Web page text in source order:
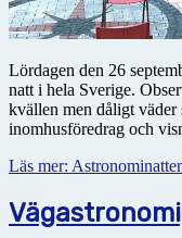
Lördagen den 26
natt i hela Sverige.
kvällen men dåligt väder
inomhusföredrag och
Läs mer: